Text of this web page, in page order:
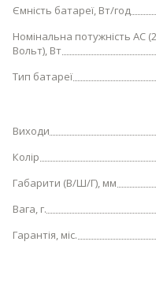
Ємність батареї, Вт/год
Номінальна потужність AC
Вольт), Вт
Тип батареї
Виходи
Колір
Габарити (В/Ш/Г), мм
Вага, г.
Гарантія, міс.